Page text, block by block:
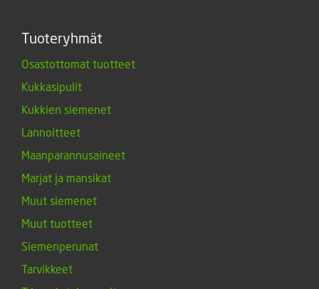
Tuoteryhmät
Osastottomat tuotteet
Kukkasipulit
Kukkien siemenet
Lannoitteet
Maanparannusaineet
Marjat ja mansikat
Muut siemenet
Muut tuotteet
Siemenperunat
Tarvikkeet